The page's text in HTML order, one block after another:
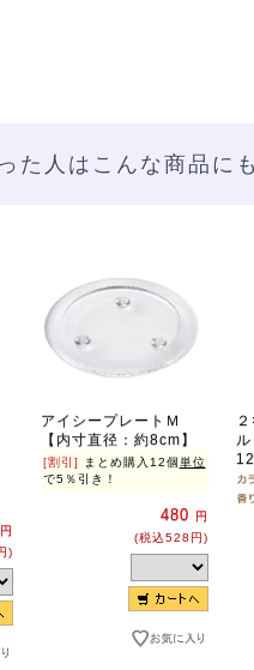
た人はこんな商品に
円
)
アイシープレートＭ
【内寸直径：約8cm】
[割引] まとめ購入12個 単位
で5％引き！
480
円
(税込528円)